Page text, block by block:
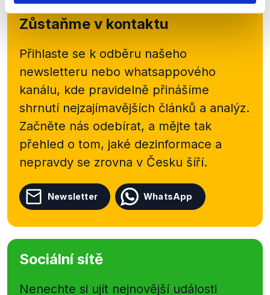
Zůstaňme v kontaktu
Přihlaste se k odběru našeho
newsletteru nebo whatsappového
kanálu, kde pravidelně přinášíme
shrnutí nejzajímavějších článků a analýz.
Začněte nás odebírat, a mějte tak
přehled o tom, jaké dezinformace a
nepravdy se zrovna v Česku šíří.
Newsletter WhatsApp
Sociální sítě
Nenechte si ujít nejnovější události